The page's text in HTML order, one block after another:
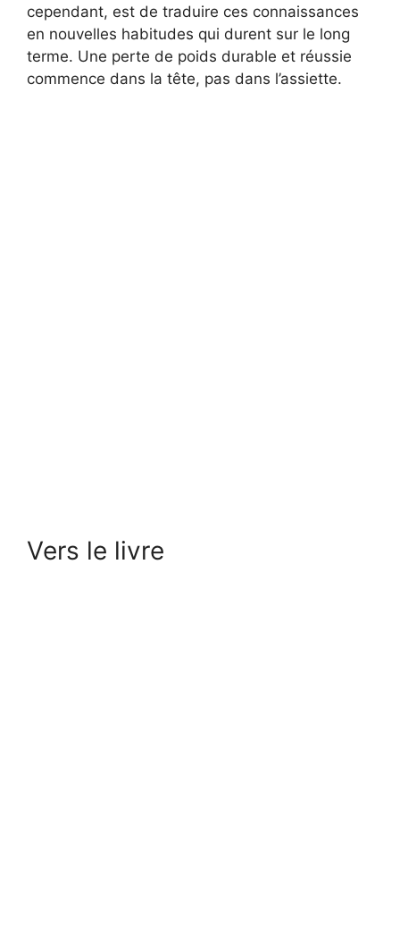
cependant, est de traduire ces connaissances
en nouvelles habitudes qui durent sur le long
terme. Une perte de poids durable et réussie
commence dans la tête, pas dans l’assiette.
Vers le livre